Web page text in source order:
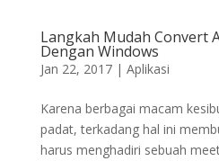
Langkah Mudah Convert
Dengan Windows
Jan 22, 2017| Aplikasi
Karena berbagai macam
padat, terkadang hal ini
harus menghadiri sebuah